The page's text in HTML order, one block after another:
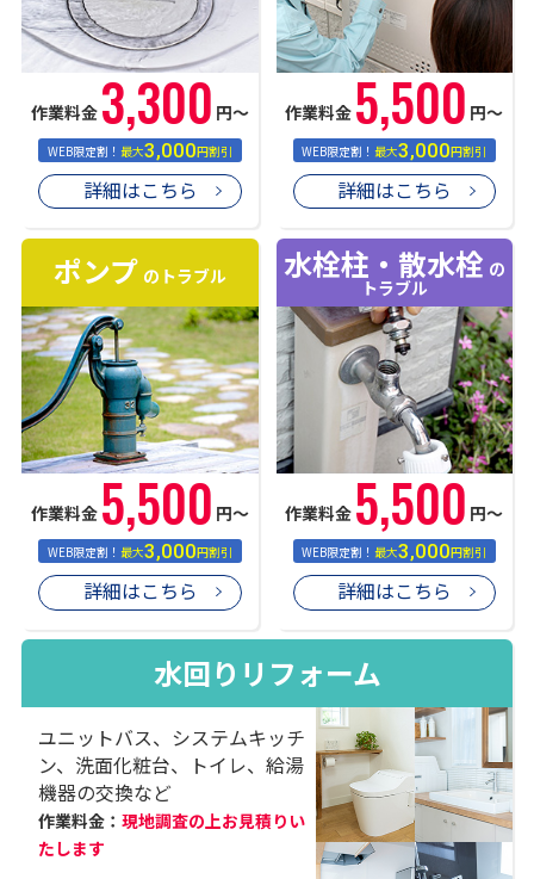
作業料金 3,300 円〜
WEB限定割！最大3,000円割引
詳細はこちら
作業料金 5,500 円〜
WEB限定割！最大3,000円割引
詳細はこちら
ポンプ のトラブル
作業料金 5,500 円〜
WEB限定割！最大3,000円割引
詳細はこちら
水栓柱・散水栓 の
トラブル
作業料金 5,500 円〜
WEB限定割！最大3,000円割引
詳細はこちら
水回りリフォーム
ユニットバス、システムキッチ
ン、洗面化粧台、トイレ、給湯
機器の交換など
作業料金： 現地調査の上お見積りい
たします